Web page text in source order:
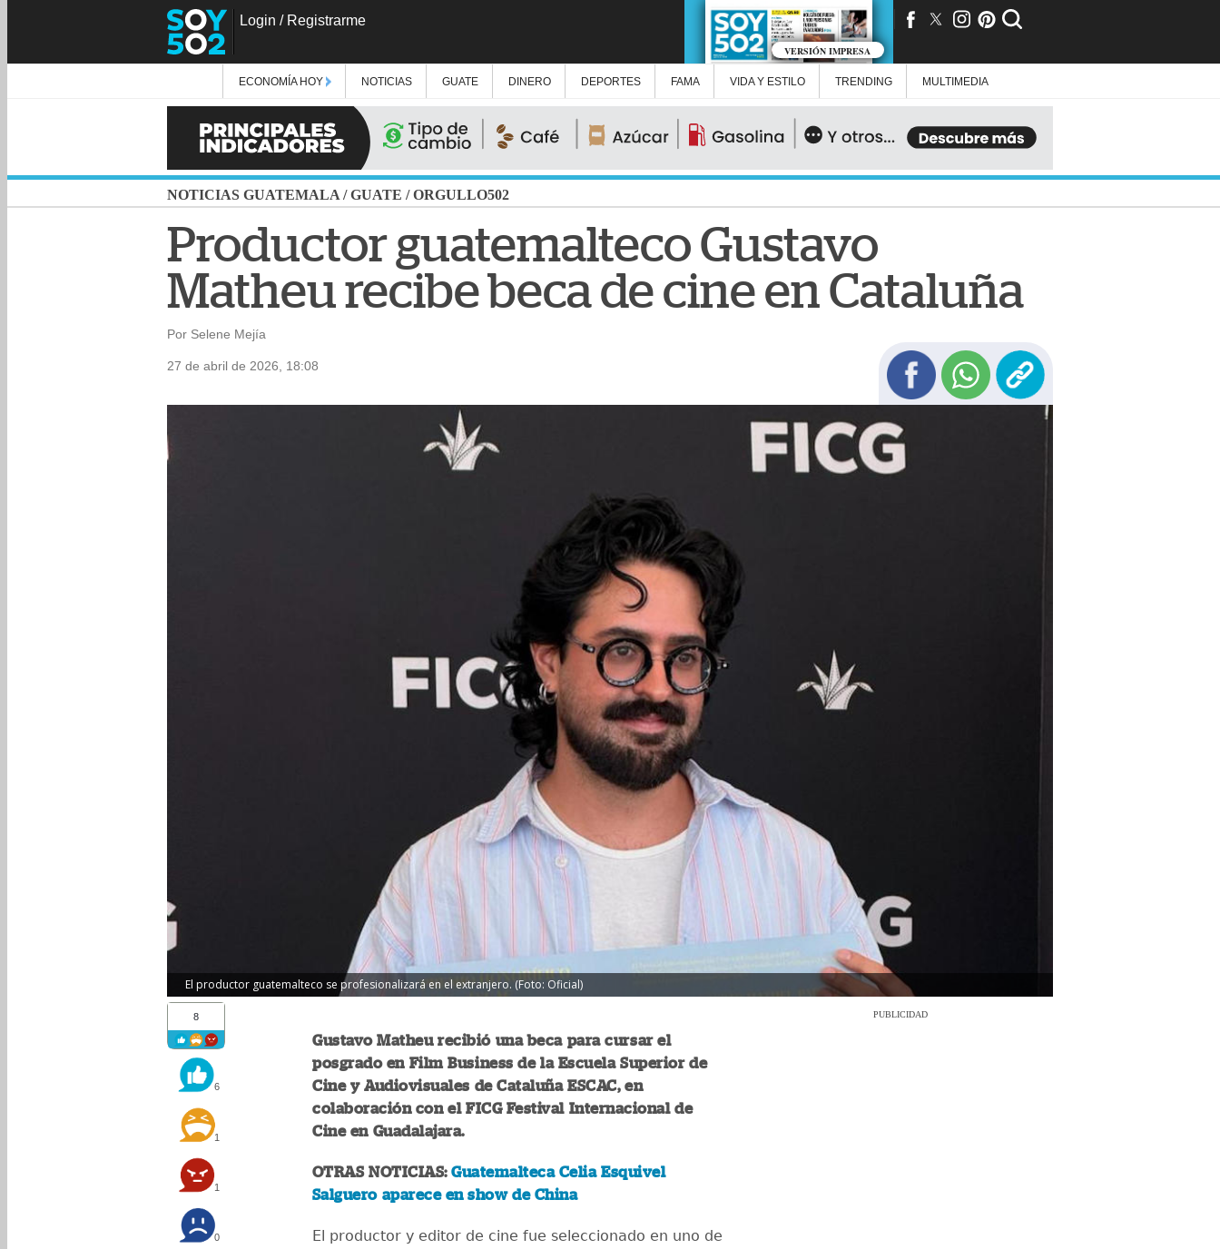
Login / Registrarme
VERSIÓN IMPRESA
ECONOMÍA HOY NOTICIAS GUATE DINERO DEPORTES FAMA VIDA Y ESTILO TRENDING MULTIMEDIA
NOTICIAS GUATEMALA /GUATE /ORGULLO502
Productor guatemalteco Gustavo
Matheu recibe beca de cine en Cataluña
Por Selene Mejía
27 de abril de 2026, 18:08
El productor guatemalteco se profesionalizará en el extranjero. (Foto: Oficial)
8
6
1
1
0
Gustavo Matheu recibió una beca para cursar el
posgrado en Film Business de la Escuela Superior de
Cine y Audiovisuales de Cataluña ESCAC, en
colaboración con el FICG Festival Internacional de
Cine en Guadalajara.
OTRAS NOTICIAS:Guatemalteca Celia Esquivel
Salguero aparece en show de China
El productor y editor de cine fue seleccionado en uno de
PUBLICIDAD